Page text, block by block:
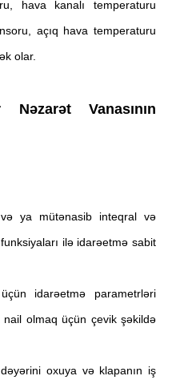
hava kanalı temperaturu
açıq hava temperaturu
olar.
Nəzarət Vanasının
ya mütənasib inteqral və
ilə idarəetmə sabit
idarəetmə parametrləri
nail olmaq üçün çevik şəkildə
oxuya və klapanın iş